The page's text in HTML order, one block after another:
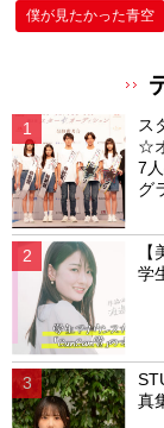
僕が⾒たかった⻘空
ス
☆
7
グ
学
真